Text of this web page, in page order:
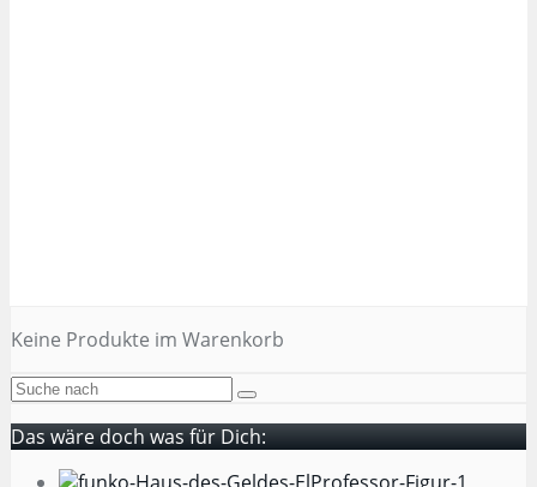
Keine Produkte im Warenkorb
Das wäre doch was für Dich: